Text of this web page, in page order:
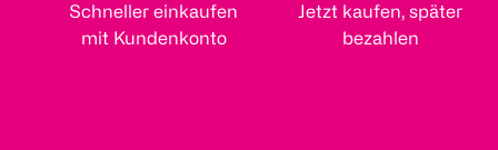
Schneller einkaufen
mit Kundenkonto
Jetzt kaufen, später
bezahlen